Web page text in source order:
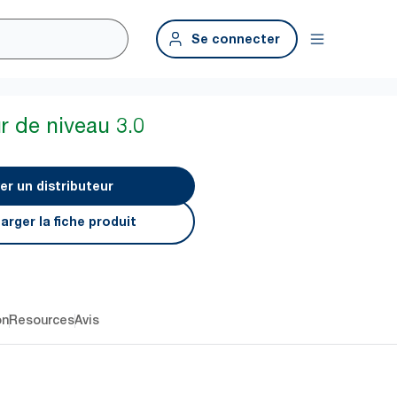
Se connecter
de niveau 3.0
un distributeur
la fiche produit
ResourcesAvis